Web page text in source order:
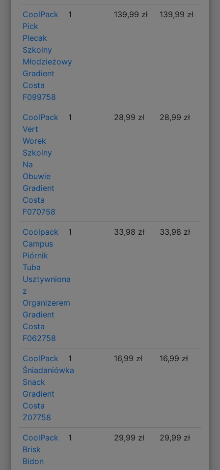
CoolPack
Pick
Plecak
Szkolny
Młodzieżowy
Gradient
Costa
F099758
1 139,99 zł 139,99 zł
CoolPack
Vert
Worek
Szkolny
Na
Obuwie
Gradient
Costa
F070758
1 28,99 zł 28,99 zł
Coolpack
Campus
Piórnik
Tuba
Usztywniona
z
Organizerem
Gradient
Costa
F062758
1 33,98 zł 33,98 zł
CoolPack
Śniadaniówka
Snack
Gradient
Costa
Z07758
1 16,99 zł 16,99 zł
CoolPack
Brisk
Bidon
1 29,99 zł 29,99 zł